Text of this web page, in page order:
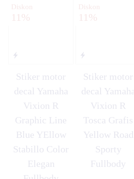
Diskon
11%
Stiker motor
decal Yamaha
Vixion R
Graphic Line
Blue YEllow
Stabillo Color
Elegan
Diskon
11%
Stiker motor
decal Yamaha
Vixion R
Tosca Grafis
Yellow Road
Sporty
Fullbody